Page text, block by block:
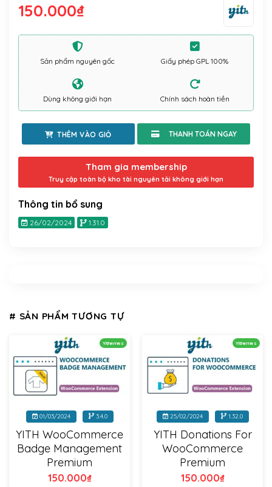
150.000₫
Sản phẩm nguyên gốc Giấy phép GPL 100%
Dùng không giới hạn Chính sách hoàn tiền
THÊM VÀO GIỎ
Tham gia membership
Truy cập toàn bộ kho tài nguyên tải không giới hạn
Thông tin bổ sung
26/02/2024 1.31.0
# SẢN PHẨM TƯƠNG TỰ
Yithemes
01/03/2024 3.4.0
YITH WooCommerce
Badge Management
Premium
150.000₫
Yithemes
25/02/2024 1.32.0
YITH Donations For
WooCommerce
Premium
150.000₫